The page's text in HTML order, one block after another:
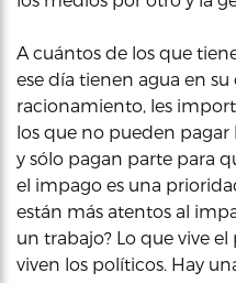
A cuántos de los que
ese día tienen agua en su
racionamiento, les
los que no pueden pagar
y sólo pagan parte para
el impago es una
están más atentos al
un trabajo? Lo que vive
viven los políticos. Hay